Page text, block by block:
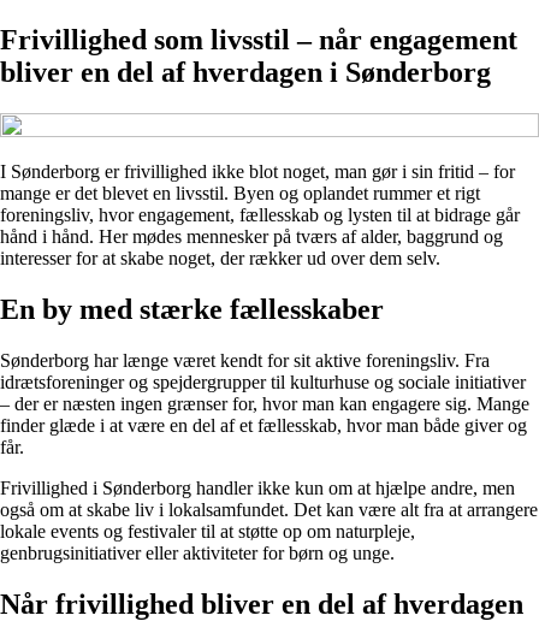
Frivillighed som livsstil – når engagement
bliver en del af hverdagen i Sønderborg
I Sønderborg er frivillighed ikke blot noget, man gør i sin fritid – for
mange er det blevet en livsstil. Byen og oplandet rummer et rigt
foreningsliv, hvor engagement, fællesskab og lysten til at bidrage går
hånd i hånd. Her mødes mennesker på tværs af alder, baggrund og
interesser for at skabe noget, der rækker ud over dem selv.
En by med stærke fællesskaber
Sønderborg har længe været kendt for sit aktive foreningsliv. Fra
idrætsforeninger og spejdergrupper til kulturhuse og sociale initiativer
– der er næsten ingen grænser for, hvor man kan engagere sig. Mange
finder glæde i at være en del af et fællesskab, hvor man både giver og
får.
Frivillighed i Sønderborg handler ikke kun om at hjælpe andre, men
også om at skabe liv i lokalsamfundet. Det kan være alt fra at arrangere
lokale events og festivaler til at støtte op om naturpleje,
genbrugsinitiativer eller aktiviteter for børn og unge.
Når frivillighed bliver en del af hverdagen